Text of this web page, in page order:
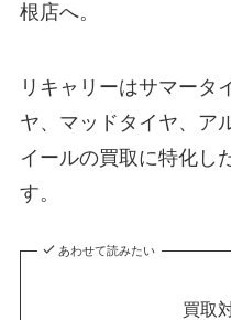
根店へ。
リキャリーはサマータ
ヤ、マッドタイヤ、ア
イールの買取に特化し
す。
あわせて読みたい
買取